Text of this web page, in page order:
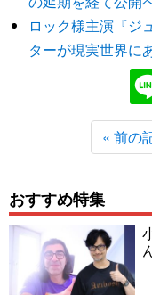
ロック様主演『ジ
ターが現実世界に
« 前の
おすすめ特集